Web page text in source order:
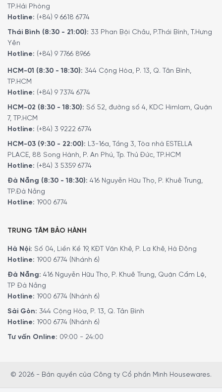
TP.Hải Phòng
Hotline: (+84) 9 6618 6774
Thái Bình (8:30 - 21:00): 33 Phan Bội Châu, P.Thái Bình, T.Hưng
Yên
Hotline: (+84) 9 7766 8966
HCM-01 (8:30 - 18:30): 344 Cộng Hòa, P. 13, Q. Tân Bình,
TP.HCM
Hotline: (+84) 9 7374 6774
HCM-02 (8:30 - 18:30): Số 52, đường số 4, KDC Himlam, Quận
7, TP.HCM
Hotline: (+84) 3 9222 6774
HCM-03 (9:30 - 22:00): L3-16a, Tầng 3, Tòa nhà ESTELLA
PLACE, 88 Song Hành, P. An Phú, Tp. Thủ Đức, TP.HCM
Hotline: (+84) 3 5359 6774
Đà Nẵng (8:30 - 18:30): 416 Nguyễn Hữu Thọ, P. Khuê Trung,
TP.Đà Nẵng
Hotline: 1900 6774
TRUNG TÂM BẢO HÀNH
Hà Nội: Số 04, Liền Kề 19, KĐT Văn Khê, P. La Khê, Hà Đông
Hotline: 1900 6774 (Nhánh 6)
Đà Nẵng: 416 Nguyễn Hữu Thọ, P. Khuê Trung, Quận Cẩm Lệ,
TP Đà Nẵng
Hotline: 1900 6774 (Nhánh 6)
Sài Gòn: 344 Cộng Hòa, P. 13, Q. Tân Bình
Hotline: 1900 6774 (Nhánh 6)
Tư vấn Online: 09:00 - 24:00
© 2026 - Bản quyền của Công ty Cổ phần Minh Housewares.